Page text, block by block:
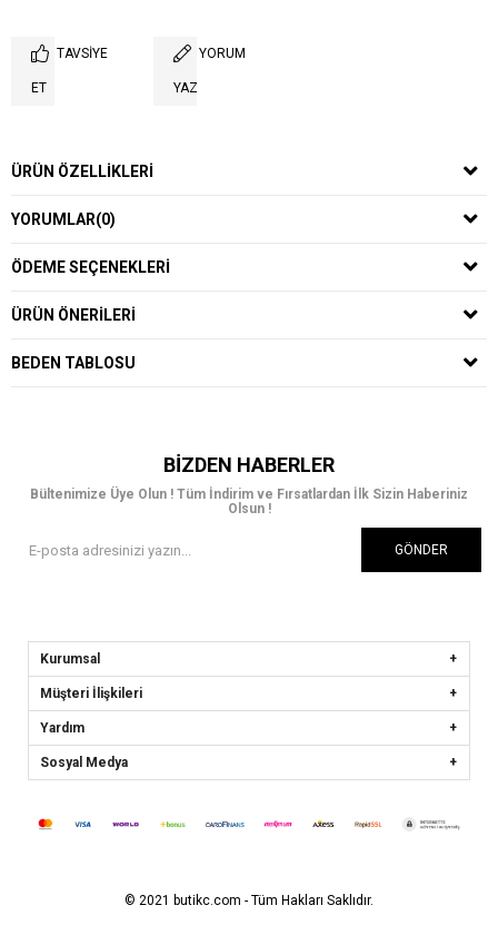
TAVSIYE
ET
YORUM
YAZ
ÜRÜN ÖZELLIKLERI
YORUMLAR(0)
ÖDEME SEÇENEKLERI
ÜRÜN ÖNERILERI
BEDEN TABLOSU
BIZDEN HABERLER
Bültenimize Üye Olun ! Tüm İndirim ve Fırsatlardan İlk Sizin Haberiniz
Olsun !
GÖNDER
Kurumsal
Müşteri İlişkileri
Yardım
Sosyal Medya
© 2021 butikc.com - Tüm Hakları Saklıdır.